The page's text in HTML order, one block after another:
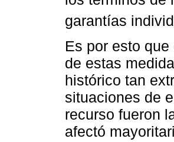
garantías
Es por esto
de estas
histórico tan
situaciones de
recurso fueron
afectó